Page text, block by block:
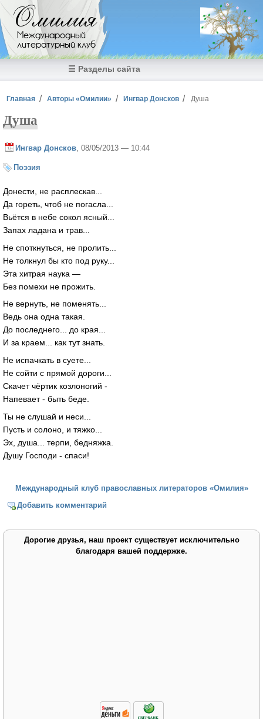
Перейти к основному содержанию
Омилия
Международный
литературный клуб
☰ Разделы сайта
Вы здесь
Главная Авторы «Омилии» Ингвар Донсков Душа
Душа
Ингвар Донсков , 08/05/2013 — 10:44
Поэзия
Донести, не расплескав...
Да гореть, чтоб не погасла...
Вьётся в небе сокол ясный...
Запах ладана и трав...
Не споткнуться, не пролить...
Не толкнул бы кто под руку...
Эта хитрая наука —
Без помехи не прожить.
Не вернуть, не поменять...
Ведь она одна такая.
До последнего... до края...
И за краем... как тут знать.
Не испачкать в суете...
Не сойти с прямой дороги...
Скачет чёртик козлоногий -
Напевает - быть беде.
Ты не слушай и неси...
Пусть и солоно, и тяжко...
Эх, душа... терпи, бедняжка.
Душу Господи - спаси!
Международный клуб православных литераторов «Омилия»
Добавить комментарий
Дорогие друзья, наш проект существует исключительно
благодаря вашей поддержке.